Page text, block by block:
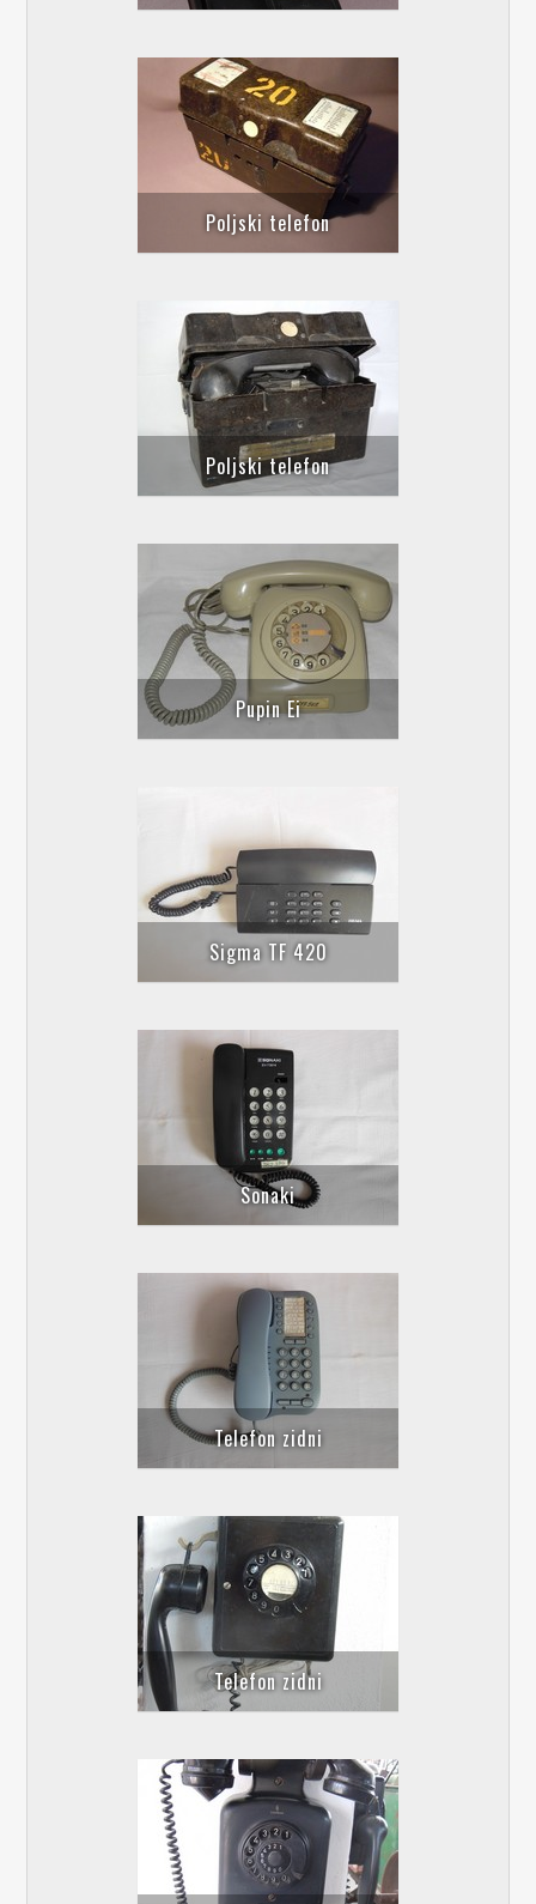
Poljski telefon
Poljski telefon
Pupin Ei
Sigma TF 420
Sonaki
Telefon zidni
Telefon zidni